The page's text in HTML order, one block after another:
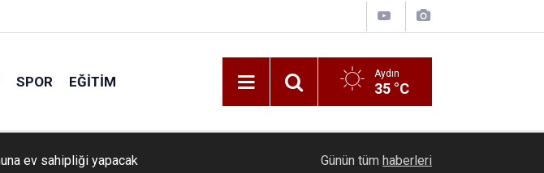
SPOR EĞITIM Aydın
35 °C
Palet fabrikasında yangın paniği
Günün tüm haberleri